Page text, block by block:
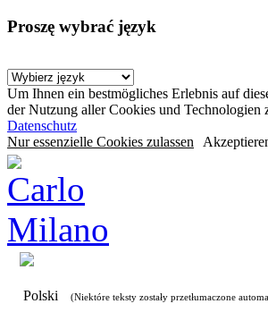
Proszę wybrać język
Um Ihnen ein bestmögliches Erlebnis auf
der Nutzung aller Cookies und
Datenschutz
Nur essenzielle Cookies zulassen
Polski (Niektóre teksty zostały przetłumaczone